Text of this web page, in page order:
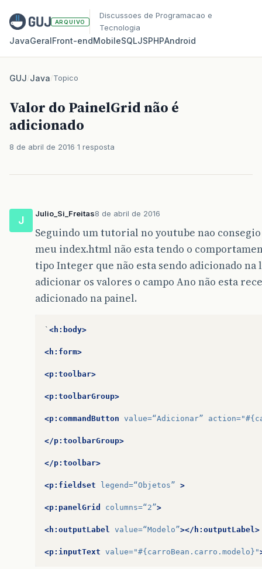
ARQUIVO
Discussoes de Programacao e
Tecnologia
JavaGeralFront‑endMobileSQLJSPHPAndroid
GUJ/Java/Topico
Valor do PainelGrid não é
adicionado
8 de abril de 2016 1 resposta
J
Julio_Si_Freitas8 de abril de 2016
Seguindo um tutorial no youtube nao
meu index.html não esta tendo o
tipo Integer que não esta sendo adicionado na
adicionar os valores o campo Ano não esta
adicionado na painel.
` <h:body>
<h:form>
<p:toolbar>
<p:toolbarGroup>
<p:commandButton value=“Adicionar” action=
</p:toolbarGroup>
</p:toolbar>
<p:fieldset legend=“Objetos” >
<p:panelGrid columns=“2”>
<h:outputLabel value=“Modelo”></h:outputLabel>
<p:inputText value="#{carroBean.carro.modelo}"